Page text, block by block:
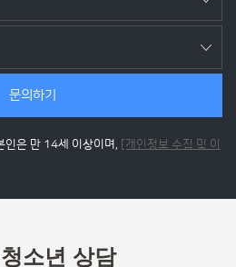
문의하기
인은 만 14세 이상이며,
[개인정보 수집 및 이
청소년 상담